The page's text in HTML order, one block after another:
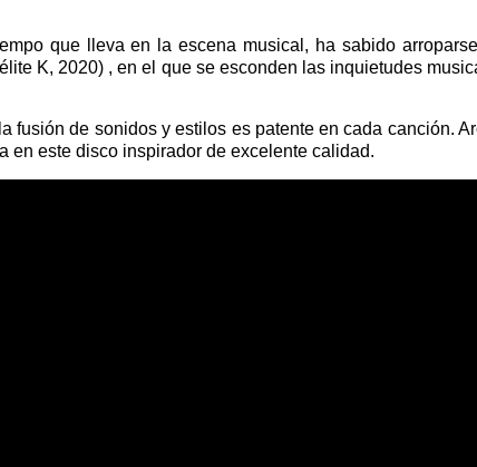
que lleva en la escena musical, ha sabido
K, 2020) , en el que se esconden las inquietudes
de sonidos y estilos es patente en cada canción.
en este disco inspirador de excelente calidad.